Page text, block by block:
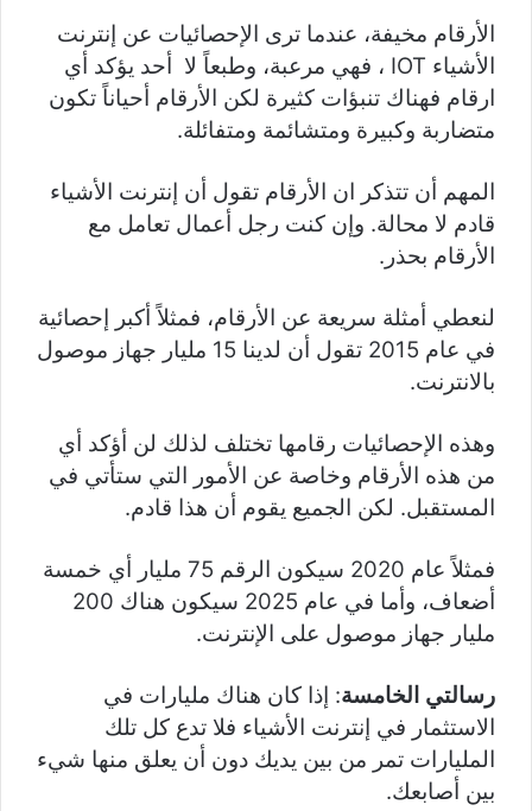
الأرقام مخيفة، عندما ترى الإحصائيات عن إنترنت
الأشياء IOT ، فهي مرعبة، وطبعاً لا أحد يؤكد أي
ارقام فهناك تنبؤات كثيرة لكن الأرقام أحياناً تكون
متضاربة وكبيرة ومتشائمة ومتفائلة.
المهم أن تتذكر ان الأرقام تقول أن إنترنت الأشياء
قادم لا محالة. وإن كنت رجل أعمال تعامل مع
الأرقام بحذر.
لنعطي أمثلة سريعة عن الأرقام، فمثلاً أكبر إحصائية
في عام 2015 تقول أن لدينا 15 مليار جهاز موصول
بالانترنت.
وهذه الإحصائيات رقامها تختلف لذلك لن أؤكد أي
من هذه الأرقام وخاصة عن الأمور التي ستأتي في
المستقبل. لكن الجميع يقوم أن هذا قادم.
فمثلاً عام 2020 سيكون الرقم 75 مليار أي خمسة
أضعاف، وأما في عام 2025 سيكون هناك 200
مليار جهاز موصول على الإنترنت.
رسالتي الخامسة: إذا كان هناك مليارات في
الاستثمار في إنترنت الأشياء فلا تدع كل تلك
المليارات تمر من بين يديك دون أن يعلق منها شيء
بين أصابعك.